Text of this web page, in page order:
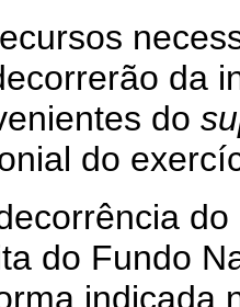
da
do
do
do
do Fundo
indicada